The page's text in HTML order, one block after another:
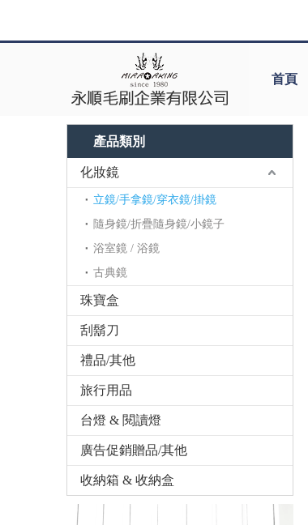
首頁
產品類別
化妝鏡
立鏡/手拿鏡/穿衣鏡/掛鏡
隨身鏡/折疊隨身鏡/小鏡子
浴室鏡 / 浴鏡
古典鏡
珠寶盒
刮鬍刀
禮品/其他
旅行用品
台燈 & 閱讀燈
廣告促銷贈品/其他
收納箱 & 收納盒